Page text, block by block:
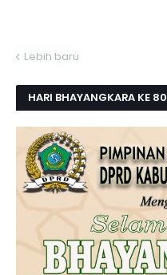
Lebih baru
HARI BHAYANGKARA KE 80